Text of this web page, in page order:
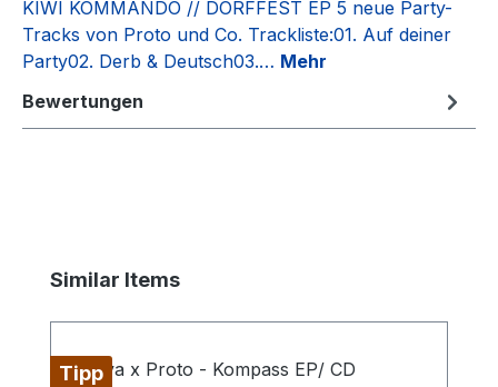
KIWI KOMMANDO // DORFFEST EP 5 neue Party-
Tracks von Proto und Co. Trackliste:01. Auf deiner
Party02. Derb & Deutsch03.… Mehr
Bewertungen
Produktgalerie überspringen
Similar Items
Tipp